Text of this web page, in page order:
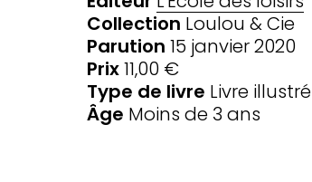
Collection Loulou & Cie
Parution 15 janvier 2020
Prix11,00 €
Type de livre Livre illustré
Âge Moins de 3 ans